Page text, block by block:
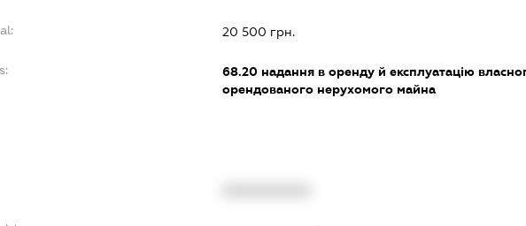
20 500 грн.
68.20надання в оренду й експлуатацію
орендованого нерухомого майна